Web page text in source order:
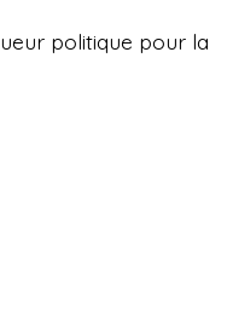
politique pour la